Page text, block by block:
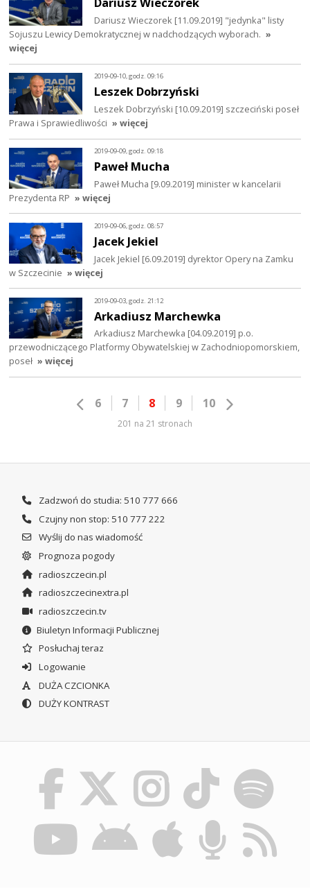
Dariusz Wieczorek [11.09.2019] "jedynka" listy
Sojuszu Lewicy Demokratycznej w nadchodzących wyborach. »
więcej
2019-09-10, godz. 09:16
Leszek Dobrzyński
Leszek Dobrzyński [10.09.2019] szczeciński poseł
Prawa i Sprawiedliwości » więcej
2019-09-09, godz. 09:18
Paweł Mucha
Paweł Mucha [9.09.2019] minister w kancelarii
Prezydenta RP » więcej
2019-09-06, godz. 08:57
Jacek Jekiel
Jacek Jekiel [6.09.2019] dyrektor Opery na Zamku
w Szczecinie » więcej
2019-09-03, godz. 21:12
Arkadiusz Marchewka
Arkadiusz Marchewka [04.09.2019] p.o.
przewodniczącego Platformy Obywatelskiej w Zachodniopomorskiem,
poseł » więcej
6 7 8 9 10
201 na 21 stronach
Zadzwoń do studia: 510 777 666
Czujny non stop: 510 777 222
Wyślij do nas wiadomość
Prognoza pogody
radioszczecin.pl
radioszczecinextra.pl
radioszczecin.tv
Biuletyn Informacji Publicznej
Posłuchaj teraz
Logowanie
DUŻA CZCIONKA
DUŻY KONTRAST